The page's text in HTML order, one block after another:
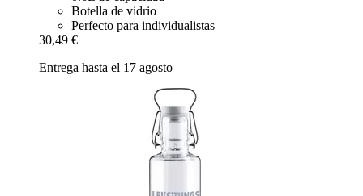
Botella de vidrio
Perfecto para individualistas
30,49 €
Entrega hasta el 17 agosto